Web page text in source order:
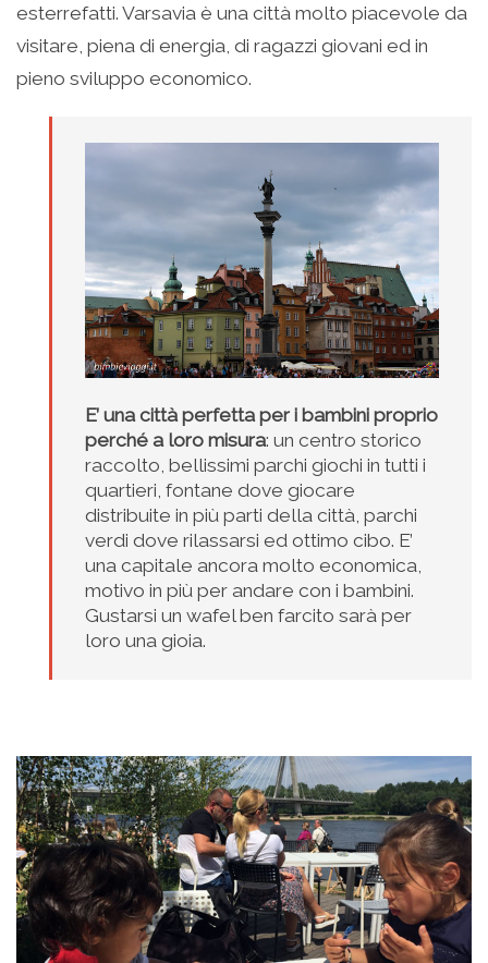
esterrefatti. Varsavia è una città molto piacevole da
visitare, piena di energia, di ragazzi giovani ed in
pieno sviluppo economico.
E’ una città perfetta per i bambini proprio
perché a loro misura: un centro storico
raccolto, bellissimi parchi giochi in tutti i
quartieri, fontane dove giocare
distribuite in più parti della città, parchi
verdi dove rilassarsi ed ottimo cibo. E’
una capitale ancora molto economica,
motivo in più per andare con i bambini.
Gustarsi un wafel ben farcito sarà per
loro una gioia.